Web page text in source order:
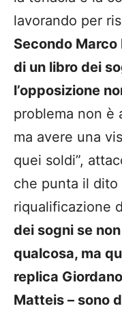
lavorando per
Secondo
di un libro dei
l’opposizione
problema non è
ma avere una
quei soldi”,
che punta il
riqualificazione
dei sogni se
qualcosa, ma
replica
Matteis – sono